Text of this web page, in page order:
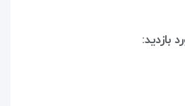
بازدید: